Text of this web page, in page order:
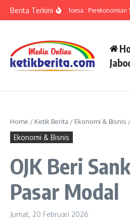
Berita Terkini
Ameriza Ma’ruf Moesa : Perekonomian
Home / Ketik Berita / Ekonomi & Bisnis
Ekonomi & Bisnis
OJK Beri
Pasar Modal
Jumat, 20 Februari 2026